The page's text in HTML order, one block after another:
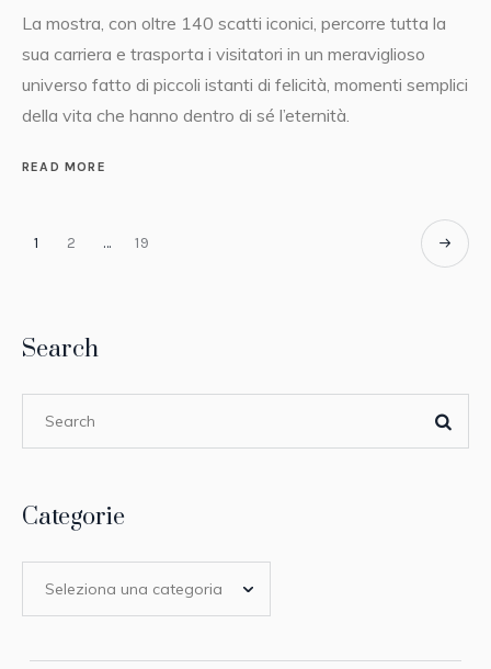
La mostra, con oltre 140 scatti iconici, percorre tutta la
sua carriera e trasporta i visitatori in un meraviglioso
universo fatto di piccoli istanti di felicità, momenti semplici
della vita che hanno dentro di sé l’eternità.
READ MORE
1 2 … 19
Search
Categorie